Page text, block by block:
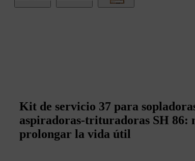
Kit de servicio 37 para
aspiradoras-trituradoras SH 86:
prolongar la vida útil